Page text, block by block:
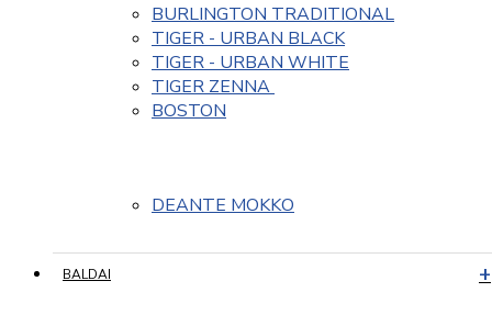
BURLINGTON TRADITIONAL
TIGER - URBAN BLACK
TIGER - URBAN WHITE
TIGER ZENNA
BOSTON
DEANTE MOKKO
BALDAI